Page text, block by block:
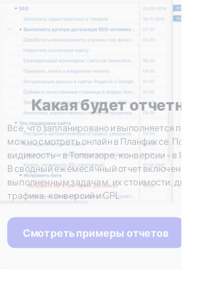
Какая будет
Все, что запланировано и выполняется по
можно смотреть онлайн в Планфиксе. Позиции и
видимость - в Топвизоре, конверсии - в Яндекс
В сводный ежемесячный отчет включены
выполненным задачам, их стоимости, динамике
трафика, конверсий и CPL
Смотреть примеры отчетов